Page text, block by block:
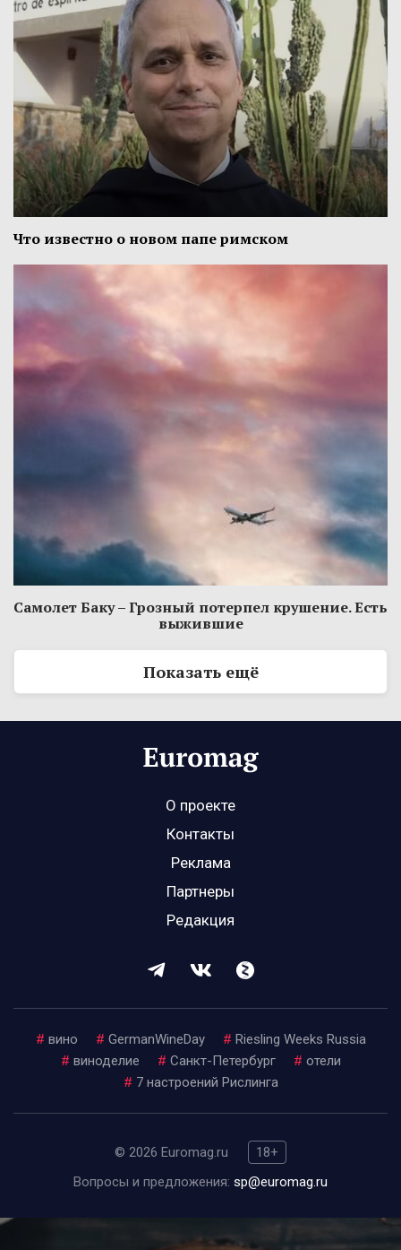
Что известно о новом папе римском
Самолет Баку – Грозный потерпел крушение. Есть
выжившие
Показать ещё
О проекте
Контакты
Реклама
Партнеры
Редакция
# вино # GermanWineDay # Riesling Weeks Russia
# виноделие # Санкт-Петербург # отели
# 7 настроений Рислинга
© 2026 Euromag.ru
18+
Вопросы и предложения: sp@euromag.ru